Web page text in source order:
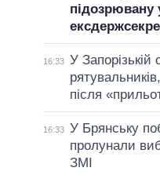
підозрювану
16:33 У Запорізькій
після
16:33 У Брянську
пролунали
ЗМІ